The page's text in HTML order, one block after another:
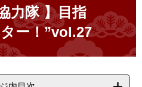
力隊 】目指
ー！”vol.27